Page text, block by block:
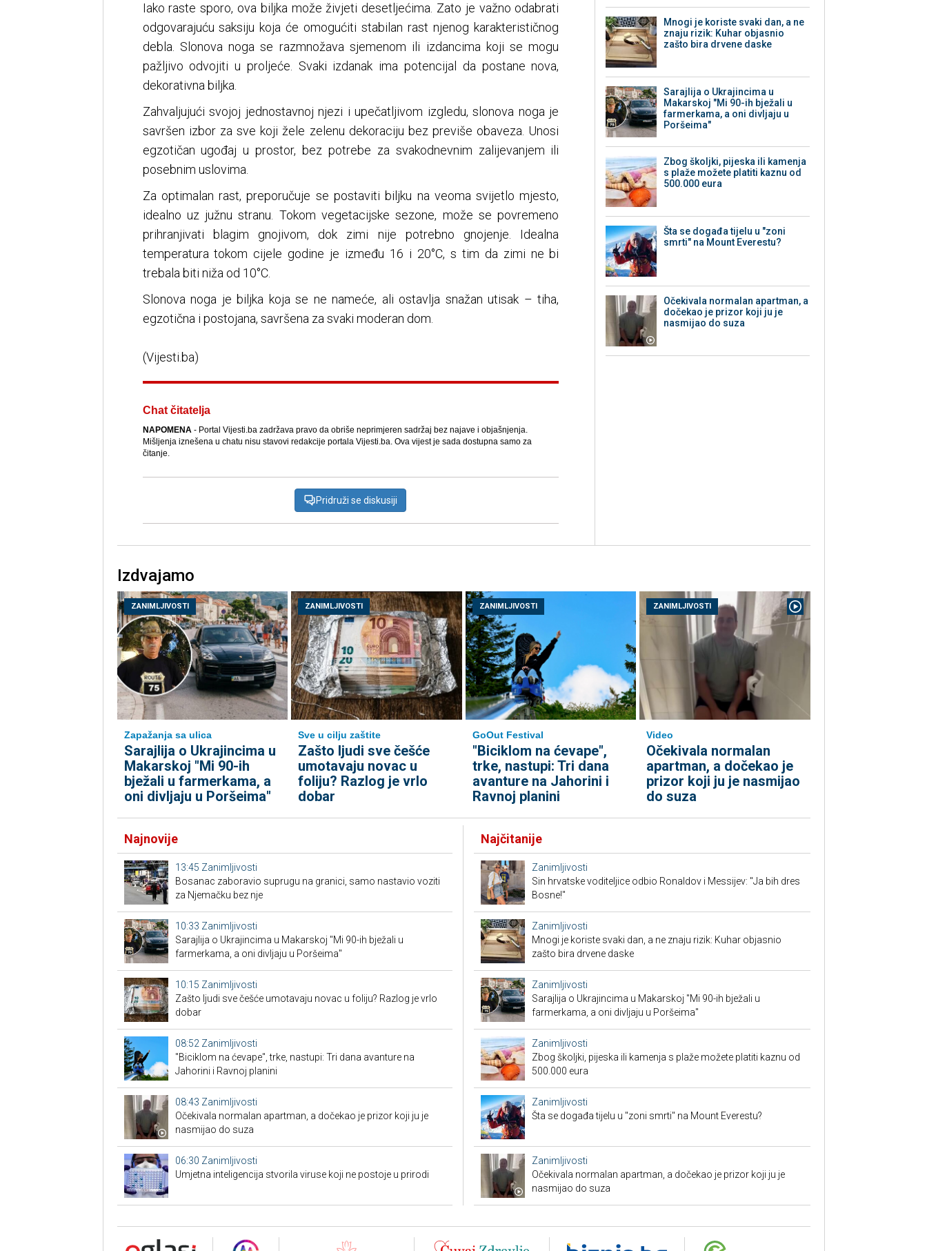
Iako raste sporo, ova biljka može živjeti desetljećima. Zato je važno odabrati
odgovarajuću saksiju koja će omogućiti stabilan rast njenog karakterističnog
debla. Slonova noga se razmnožava sjemenom ili izdancima koji se mogu
pažljivo odvojiti u proljeće. Svaki izdanak ima potencijal da postane nova,
dekorativna biljka.
Zahvaljujući svojoj jednostavnoj njezi i upečatljivom izgledu, slonova noga je
savršen izbor za sve koji žele zelenu dekoraciju bez previše obaveza. Unosi
egzotičan ugođaj u prostor, bez potrebe za svakodnevnim zalijevanjem ili
posebnim uslovima.
Za optimalan rast, preporučuje se postaviti biljku na veoma svijetlo mjesto,
idealno uz južnu stranu. Tokom vegetacijske sezone, može se povremeno
prihranjivati blagim gnojivom, dok zimi nije potrebno gnojenje. Idealna
temperatura tokom cijele godine je između 16 i 20°C, s tim da zimi ne bi
trebala biti niža od 10°C.
Slonova noga je biljka koja se ne nameće, ali ostavlja snažan utisak – tiha,
egzotična i postojana, savršena za svaki moderan dom.
(Vijesti.ba)
Chat čitatelja
NAPOMENA- Portal Vijesti.ba zadržava pravo da obriše neprimjeren sadržaj bez najave i objašnjenja.
Mišljenja iznešena u chatu nisu stavovi redakcije portala Vijesti.ba. Ova vijest je sada dostupna samo za
čitanje.
Pridruži se diskusiji
Mnogi je koriste svaki dan, a ne
znaju rizik: Kuhar objasnio
zašto bira drvene daske
Sarajlija o Ukrajincima u
Makarskoj "Mi 90-ih bježali u
farmerkama, a oni divljaju u
Poršeima"
Zbog školjki, pijeska ili kamenja
s plaže možete platiti kaznu od
500.000 eura
Šta se događa tijelu u "zoni
smrti" na Mount Everestu?
Očekivala normalan apartman, a
dočekao je prizor koji ju je
nasmijao do suza
Izdvajamo
ZANIMLJIVOSTI
Zapažanja sa ulica
Sarajlija o Ukrajincima u
Makarskoj "Mi 90-ih
bježali u farmerkama, a
oni divljaju u Poršeima"
ZANIMLJIVOSTI
Sve u cilju zaštite
Zašto ljudi sve češće
umotavaju novac u
foliju? Razlog je vrlo
dobar
ZANIMLJIVOSTI
GoOut Festival
"Biciklom na ćevape",
trke, nastupi: Tri dana
avanture na Jahorini i
Ravnoj planini
ZANIMLJIVOSTI
Video
Očekivala normalan
apartman, a dočekao je
prizor koji ju je nasmijao
do suza
Najnovije
13:45 Zanimljivosti
Bosanac zaboravio suprugu na granici, samo nastavio voziti
za Njemačku bez nje
10:33 Zanimljivosti
Sarajlija o Ukrajincima u Makarskoj "Mi 90-ih bježali u
farmerkama, a oni divljaju u Poršeima"
10:15 Zanimljivosti
Zašto ljudi sve češće umotavaju novac u foliju? Razlog je vrlo
dobar
08:52 Zanimljivosti
"Biciklom na ćevape", trke, nastupi: Tri dana avanture na
Jahorini i Ravnoj planini
08:43 Zanimljivosti
Očekivala normalan apartman, a dočekao je prizor koji ju je
nasmijao do suza
06:30 Zanimljivosti
Umjetna inteligencija stvorila viruse koji ne postoje u prirodi
Najčitanije
Zanimljivosti
Sin hrvatske voditeljice odbio Ronaldov i Messijev: "Ja bih dres
Bosne!"
Zanimljivosti
Mnogi je koriste svaki dan, a ne znaju rizik: Kuhar objasnio
zašto bira drvene daske
Zanimljivosti
Sarajlija o Ukrajincima u Makarskoj "Mi 90-ih bježali u
farmerkama, a oni divljaju u Poršeima"
Zanimljivosti
Zbog školjki, pijeska ili kamenja s plaže možete platiti kaznu od
500.000 eura
Zanimljivosti
Šta se događa tijelu u "zoni smrti" na Mount Everestu?
Zanimljivosti
Očekivala normalan apartman, a dočekao je prizor koji ju je
nasmijao do suza